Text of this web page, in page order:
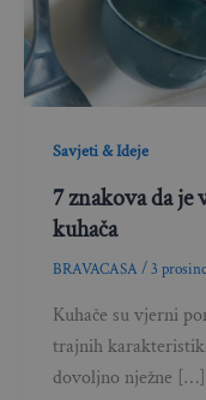
Savjeti & Ideje
7 znakova da je
kuhača
BRAVACASA /3
Kuhače su vjerni
trajnih
dovoljno nježne […]